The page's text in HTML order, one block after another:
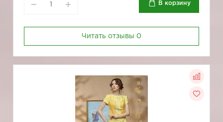
В корзину
Читать отзывы 0